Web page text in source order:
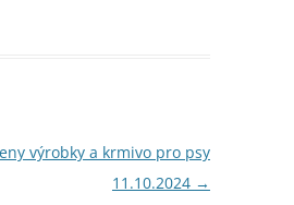
výrobky a krmivo pro psy
11.10.2024 →